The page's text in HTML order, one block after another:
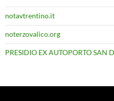
notavtrentino.it
noterzovalico.org
PRESIDIO EX AUTOPORTO SAN